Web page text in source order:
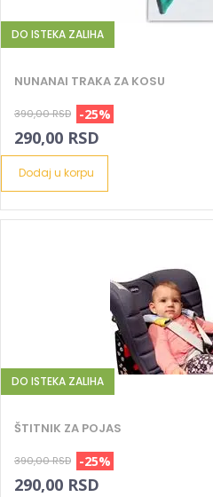
DO ISTEKA ZALIHA
NUNANAI TRAKA ZA KOSU
390,00 RSD -25%
290,00 RSD
Dodaj u korpu
DO ISTEKA ZALIHA
ŠTITNIK ZA POJAS
390,00 RSD -25%
290,00 RSD